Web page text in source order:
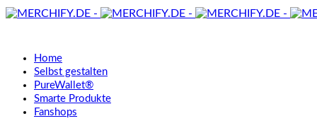
Home
Selbst gestalten
PureWallet®
Smarte Produkte
Fanshops